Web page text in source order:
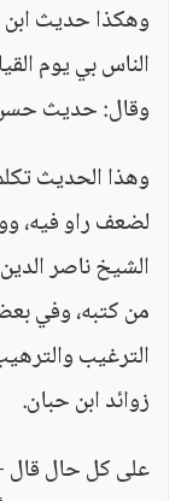
الناس بي يوم
وقال: حديث
وهذا الحديث
لضعف راو فيه،
الشيخ ناصر
من كتبه، وفي
الترغيب
زوائد ابن حبان.
على كل حال